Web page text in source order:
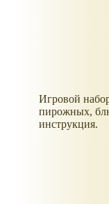
Игровой
пирожных,
инструкция.